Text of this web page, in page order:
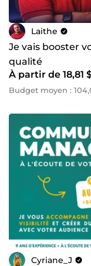
Laithe
Je vais booster
qualité
À partir de 18,81
Budget moyen :
Cyriane_J